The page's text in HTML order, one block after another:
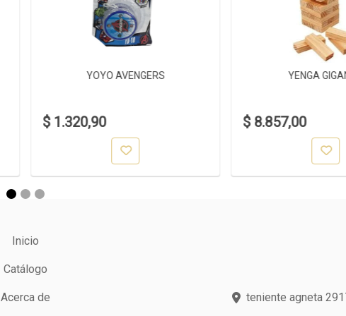
YOYO AVENGERS
$ 1.320,90
YENGA
$ 8.857,00
Inicio
Catálogo
Acerca de teniente agneta